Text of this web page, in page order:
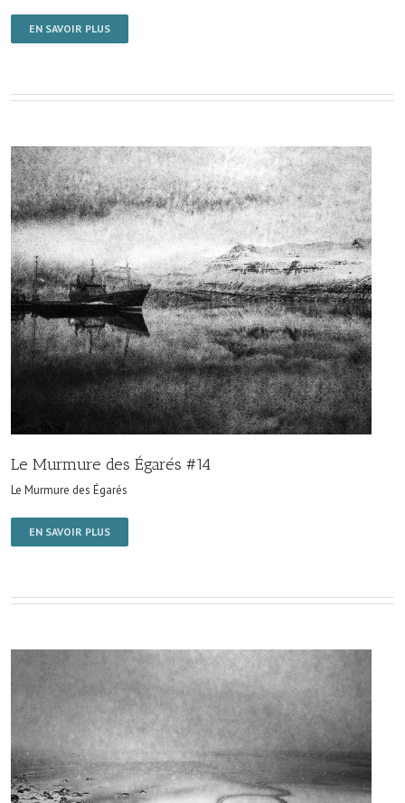
EN SAVOIR PLUS
Le Murmure des Égarés #14
Le Murmure des Égarés
EN SAVOIR PLUS